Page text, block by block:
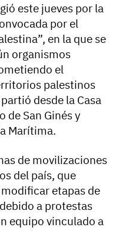
este jueves por la
por el
en la que se
organismos
el
palestinos
desde la Casa
de San Ginés y
Marítima.
de movilizaciones
del país, que
etapas de
a protestas
equipo vinculado a